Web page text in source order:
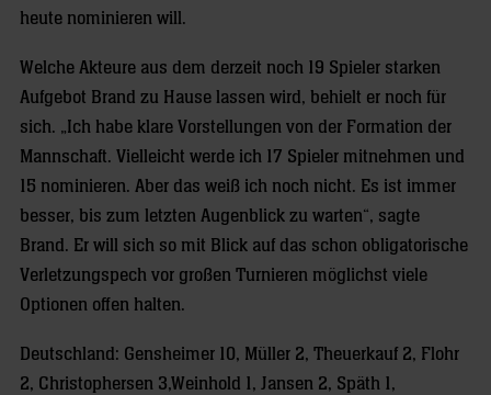
heute nominieren will.
Welche Akteure aus dem derzeit noch 19 Spieler starken
Aufgebot Brand zu Hause lassen wird, behielt er noch für
sich. „Ich habe klare Vorstellungen von der Formation der
Mannschaft. Vielleicht werde ich 17 Spieler mitnehmen und
15 nominieren. Aber das weiß ich noch nicht. Es ist immer
besser, bis zum letzten Augenblick zu warten“, sagte
Brand. Er will sich so mit Blick auf das schon obligatorische
Verletzungspech vor großen Turnieren möglichst viele
Optionen offen halten.
Deutschland: Gensheimer 10, Müller 2, Theuerkauf 2, Flohr
2, Christophersen 3,Weinhold 1, Jansen 2, Späth 1,